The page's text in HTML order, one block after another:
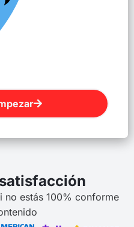
no estás 100% conforme